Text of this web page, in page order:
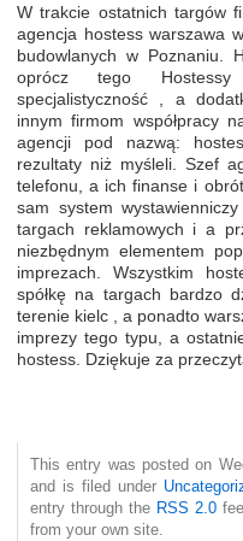
W trakcie ostatnich targów
agencja hostess warszawa
budowlanych w Poznaniu.
oprócz tego Hostessy
specjalistyczność , a
innym firmom współpracy
agencji pod nazwą:
rezultaty niż myśleli. Szef
telefonu, a ich finanse i
sam system
targach reklamowych i a
niezbędnym elementem
imprezach. Wszystkim
spółkę na targach bardzo
terenie kielc , a ponadto
imprezy tego typu, a
hostess. Dziękuje za
This entry was posted on
and is filed under
entry through the RSS 2.0
from your own site.